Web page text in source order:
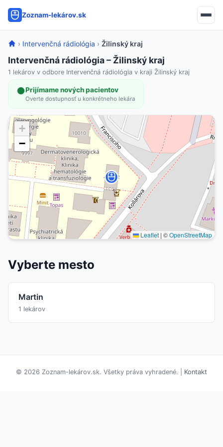
Zoznam-lekárov.sk
› Intervenčná rádiológia › Žilinský kraj
Intervenčná rádiológia – Žilinský kraj
1 lekárov v odbore Intervenčná rádiológia v kraji Žilinský kraj
Prijímame nových pacientov
Overte dostupnosť u konkrétneho lekára
+
−
Leaflet | ©OpenStreetMap
Vyberte mesto
Martin
1 lekárov
© 2026 Zoznam-lekárov.sk. Všetky práva vyhradené. | Kontakt